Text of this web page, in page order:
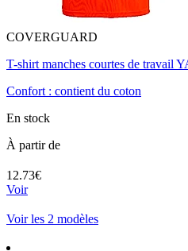
COVERGUARD
T-shirt manches courtes de travail
Confort : contient du coton
En stock
À partir de
12.73€
Voir
Voir les 2 modèles